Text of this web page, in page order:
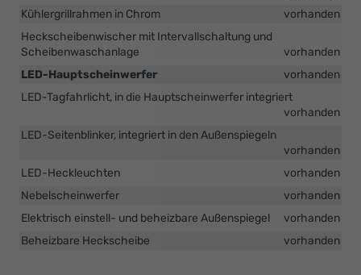
Kühlergrillrahmen in Chrom
vorhanden
Heckscheibenwischer mit Intervallschaltung und
Scheibenwaschanlage
vorhanden
LED-Hauptscheinwerfer
vorhanden
LED-Tagfahrlicht, in die Hauptscheinwerfer integriert
vorhanden
LED-Seitenblinker, integriert in den Außenspiegeln
vorhanden
LED-Heckleuchten
vorhanden
Nebelscheinwerfer
vorhanden
Elektrisch einstell- und beheizbare Außenspiegel
vorhanden
Beheizbare Heckscheibe
vorhanden